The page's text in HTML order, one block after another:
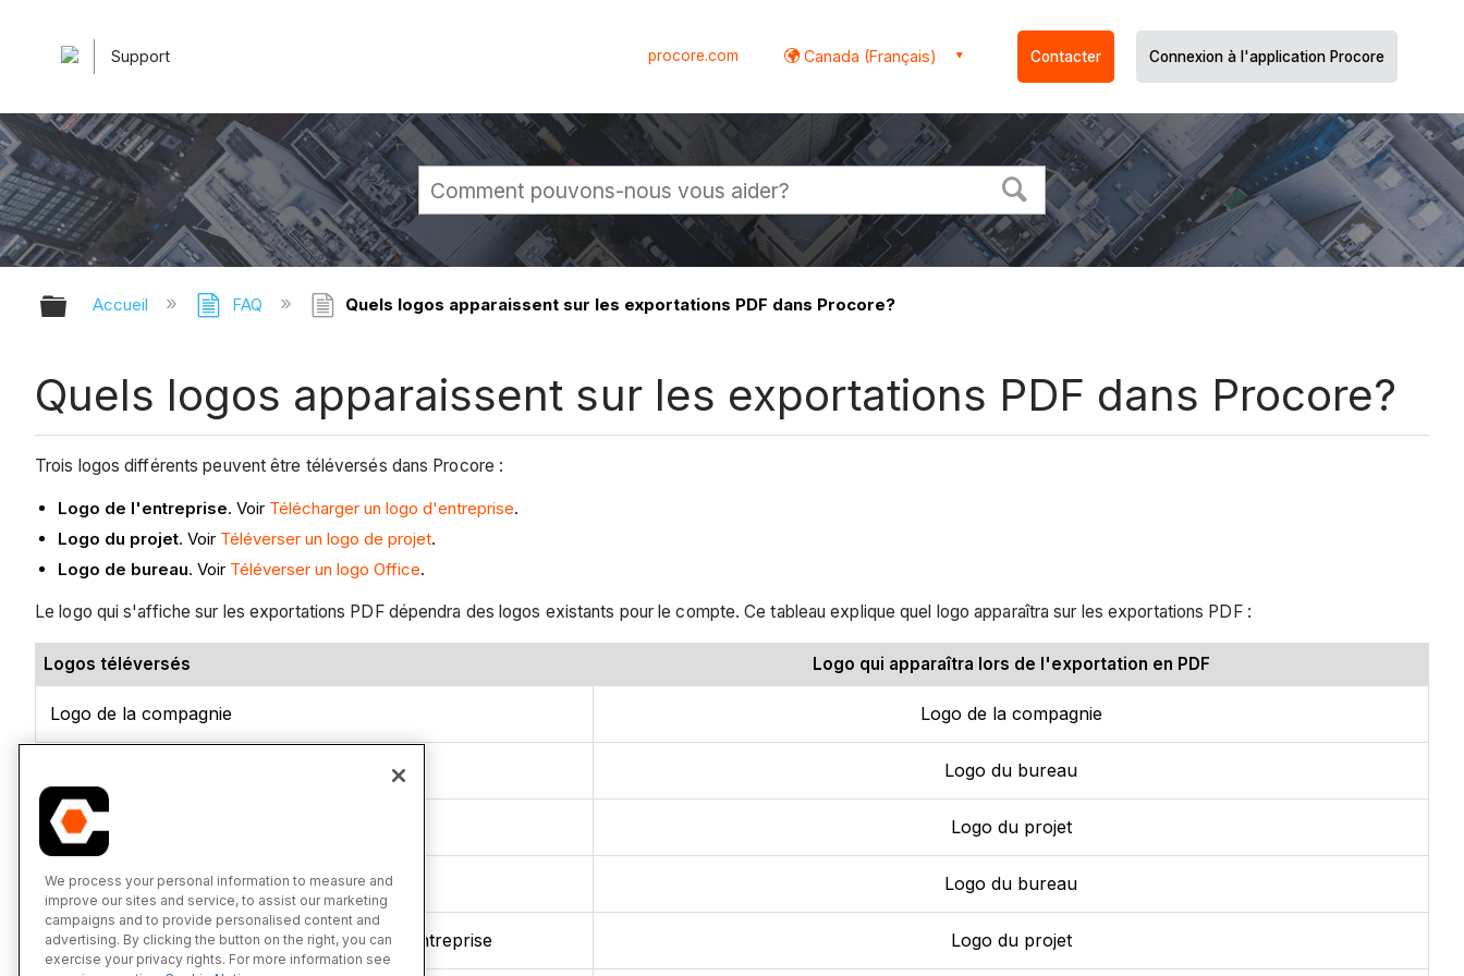
Support procore.com Canada (Français) Contacter Connexion à l'application Procore
Développer/réduire la hiérarchie globale
Accueil FAQ Quels logos apparaissent sur les exportations PDF dans Procore?
Quels logos apparaissent sur les exportations PDF dans Procore?
Trois logos différents peuvent être téléversés dans Procore :
Logo de l'entreprise. Voir Télécharger un logo d'entreprise.
Logo du projet. Voir Téléverser un logo de projet.
Logo de bureau. Voir Téléverser un logo Office.
Le logo qui s'affiche sur les exportations PDF dépendra des logos existants pour le compte. Ce tableau explique quel logo apparaîtra sur les exportations PDF :
Logos téléversés Logo qui apparaîtra lors de l'exportation en PDF
Logo de la compagnie Logo de la compagnie
Logo du bureau
Logo du projet Logo du projet
Logo de bureau et logo de l’entreprise Logo du bureau
Logo du projet, logo de bureau et logo de l’entreprise Logo du projet
We process your personal information to measure and
improve our sites and service, to assist our marketing
campaigns and to provide personalised content and
advertising. By clicking the button on the right, you can
exercise your privacy rights. For more information see